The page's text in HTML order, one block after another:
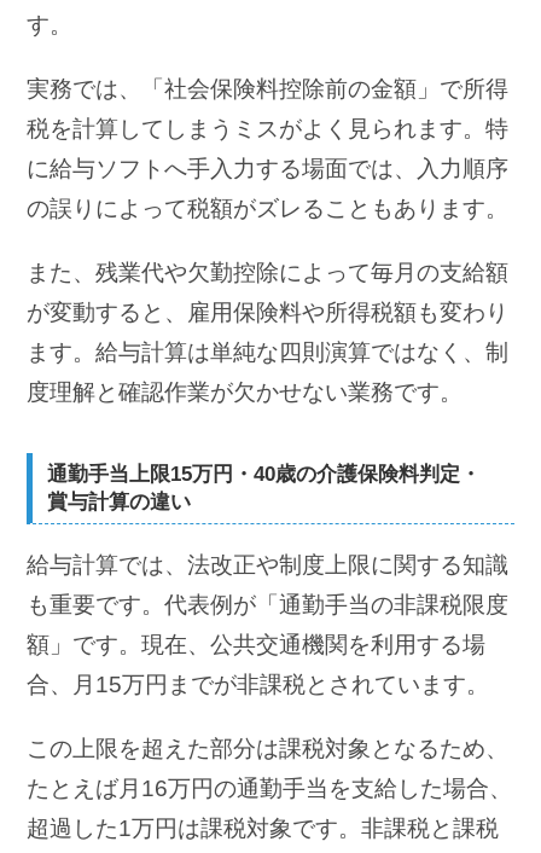
す。
実務では、「社会保険料控除前の金額」で所得
税を計算してしまうミスがよく見られます。特
に給与ソフトへ手入力する場面では、入力順序
の誤りによって税額がズレることもあります。
また、残業代や欠勤控除によって毎月の支給額
が変動すると、雇用保険料や所得税額も変わり
ます。給与計算は単純な四則演算ではなく、制
度理解と確認作業が欠かせない業務です。
通勤手当上限15万円・40歳の介護保険料判定・
賞与計算の違い
給与計算では、法改正や制度上限に関する知識
も重要です。代表例が「通勤手当の非課税限度
額」です。現在、公共交通機関を利用する場
合、月15万円までが非課税とされています。
この上限を超えた部分は課税対象となるため、
たとえば月16万円の通勤手当を支給した場合、
超過した1万円は課税対象です。非課税と課税